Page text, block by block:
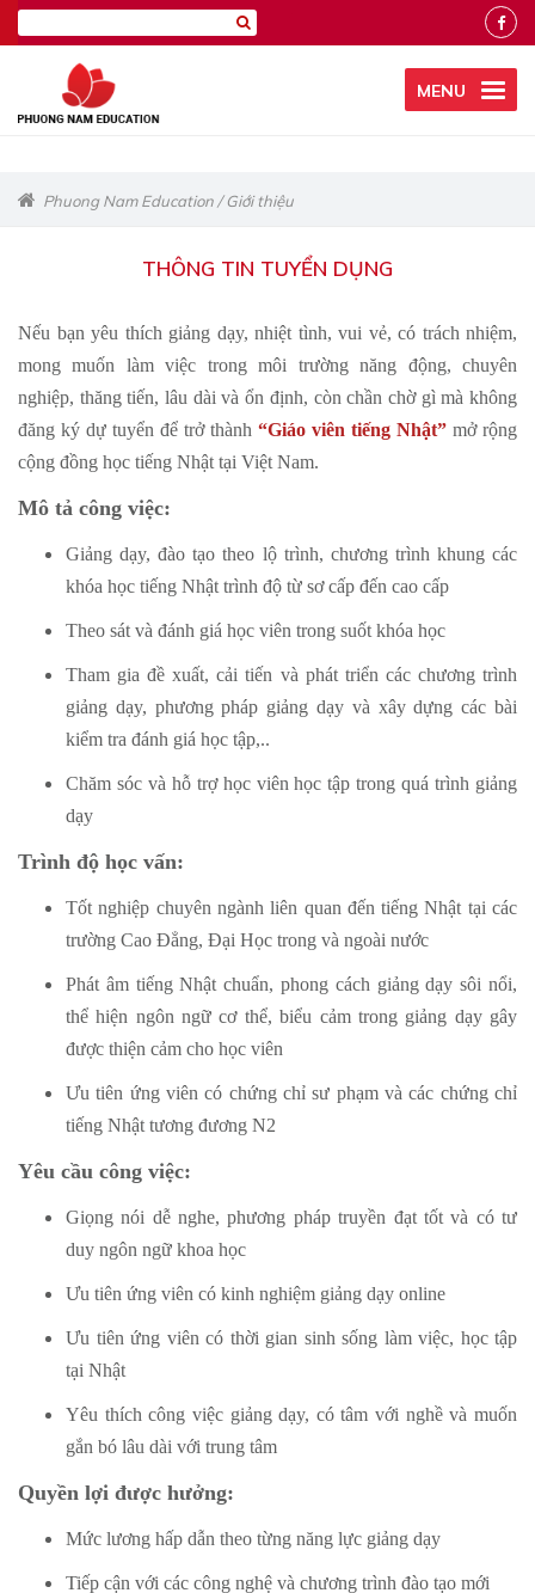
MENU
Phuong Nam Education /Giới thiệu
THÔNG TIN TUYỂN DỤNG
Nếu bạn yêu thích giảng dạy, nhiệt tình, vui vẻ, có trách nhiệm,
mong muốn làm việc trong môi trường năng động, chuyên
nghiệp, thăng tiến, lâu dài và ổn định, còn chần chờ gì mà không
đăng ký dự tuyển để trở thành “Giáo viên tiếng Nhật” mở rộng
cộng đồng học tiếng Nhật tại Việt Nam.
Mô tả công việc:
Giảng dạy, đào tạo theo lộ trình, chương trình khung các
khóa học tiếng Nhật trình độ từ sơ cấp đến cao cấp
Theo sát và đánh giá học viên trong suốt khóa học
Tham gia đề xuất, cải tiến và phát triển các chương trình
giảng dạy, phương pháp giảng dạy và xây dựng các bài
kiểm tra đánh giá học tập,..
Chăm sóc và hỗ trợ học viên học tập trong quá trình giảng
dạy
Trình độ học vấn:
Tốt nghiệp chuyên ngành liên quan đến tiếng Nhật tại các
trường Cao Đẳng, Đại Học trong và ngoài nước
Phát âm tiếng Nhật chuẩn, phong cách giảng dạy sôi nổi,
thể hiện ngôn ngữ cơ thể, biểu cảm trong giảng dạy gây
được thiện cảm cho học viên
Ưu tiên ứng viên có chứng chỉ sư phạm và các chứng chỉ
tiếng Nhật tương đương N2
Yêu cầu công việc:
Giọng nói dễ nghe, phương pháp truyền đạt tốt và có tư
duy ngôn ngữ khoa học
Ưu tiên ứng viên có kinh nghiệm giảng dạy online
Ưu tiên ứng viên có thời gian sinh sống làm việc, học tập
tại Nhật
Yêu thích công việc giảng dạy, có tâm với nghề và muốn
gắn bó lâu dài với trung tâm
Quyền lợi được hưởng:
Mức lương hấp dẫn theo từng năng lực giảng dạy
Tiếp cận với các công nghệ và chương trình đào tạo mới